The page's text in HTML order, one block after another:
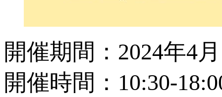
開催期間：2024年4
開催時間：10:30-